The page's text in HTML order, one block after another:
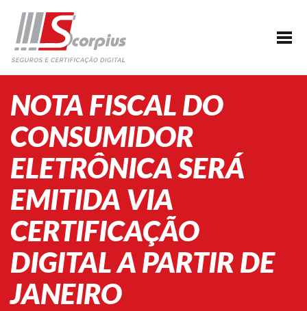
HOME
EMPRESA
AGENDAMENTO
SEGUROS
PARCERIAS
BLOG
SUPORTE/CONTATO
NOTA FISCAL DO
CONSUMIDOR
ELETRÔNICA SERÁ
EMITIDA VIA
CERTIFICAÇÃO
DIGITAL A PARTIR DE
JANEIRO